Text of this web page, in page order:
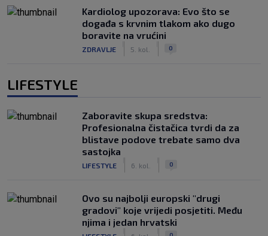
Kardiolog upozorava: Evo što se
događa s krvnim tlakom ako dugo
boravite na vrućini
ZDRAVLJE 5. kol. 0
LIFESTYLE
Zaboravite skupa sredstva:
Profesionalna čistačica tvrdi da za
blistave podove trebate samo dva
sastojka
LIFESTYLE 6. kol. 0
Ovo su najbolji europski "drugi
gradovi" koje vrijedi posjetiti. Među
njima i jedan hrvatski
0